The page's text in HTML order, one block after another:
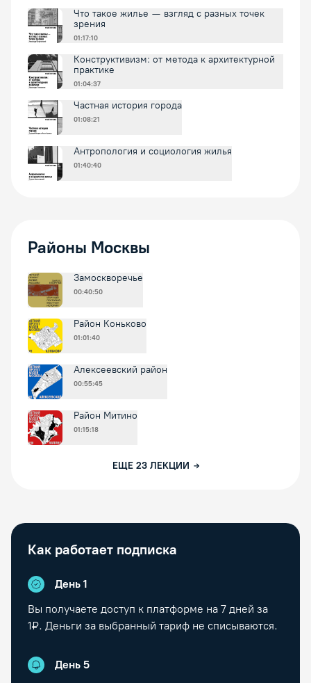
Что такое жилье — взгляд с разных точек
зрения
01:17:10
Конструктивизм: от метода к архитектурной
практике
01:04:37
Частная история города
01:08:21
Антропология и социология жилья
01:40:40
Районы Москвы
Замоскворечье
00:40:50
Район Коньково
01:01:40
Алексеевский район
00:55:45
Район Митино
01:15:18
ЕЩЕ 23 ЛЕКЦИИ
Как работает подписка
День 1
Вы получаете доступ к платформе на 7 дней за
1₽. Деньги за выбранный тариф не списываются.
День 5